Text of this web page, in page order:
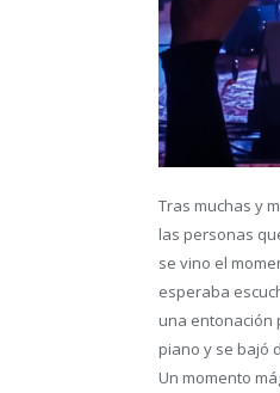
Tras muchas y
las personas
se vino el
esperaba
una entonación
piano y se bajó
Un momento